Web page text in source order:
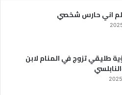
اني حارس شخصي
طليقي تزوج في المنام لابن